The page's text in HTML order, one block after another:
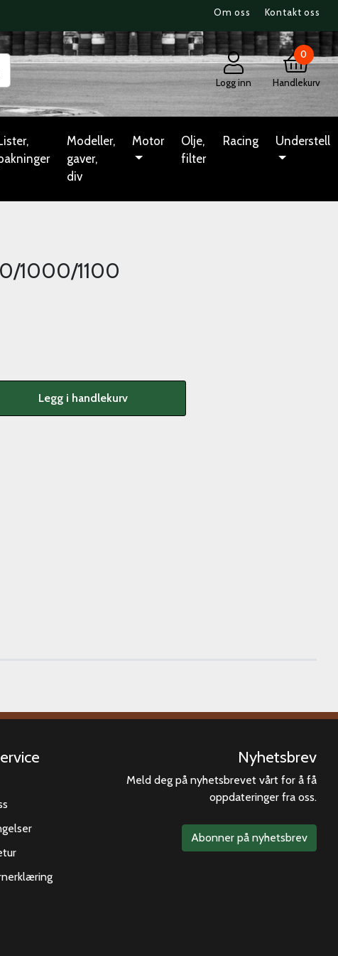
Om oss Kontakt oss
Logg inn
0
Handlekurv
Modeller,
gaver,
div
Motor
Olje,
filter
Racing Understell
1000/1100
Legg i handlekurv
Nyhetsbrev
Meld deg på nyhetsbrevet vårt for å få
oppdateringer fra oss.
Abonner på nyhetsbrev